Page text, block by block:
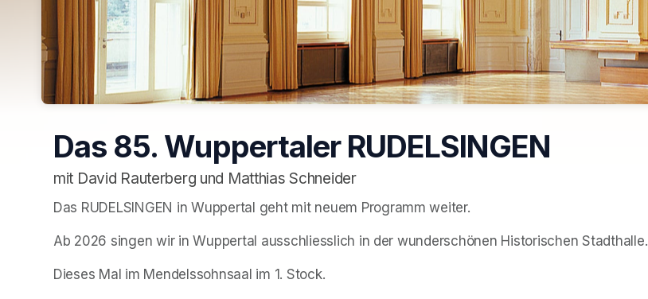
Das 85. Wuppertaler RUDELSINGEN
mit David Rauterberg und Matthias Schneider
Das RUDELSINGEN in Wuppertal geht mit neuem Programm weiter.
Ab 2026 singen wir in Wuppertal ausschliesslich in der wunderschönen Historischen Stadthalle.
Dieses Mal im Mendelssohnsaal im 1. Stock.